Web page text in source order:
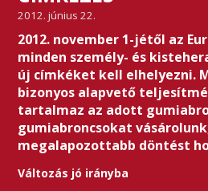
2012. június 22.
2012. november 1-jétől az
minden személy- és
új címkéket kell elhelyezni.
bizonyos alapvető
tartalmaz az adott
gumiabroncsokat
megalapozottabb döntést
Változás jó irányba